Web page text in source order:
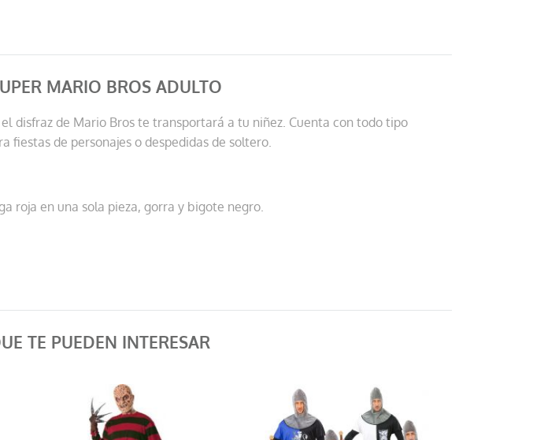
MARIO BROS ADULTO
disfraz de Mario Bros te transportará a tu niñez. Cuenta con todo tipo
fiestas de personajes o despedidas de soltero.
roja en una sola pieza, gorra y bigote negro.
TE PUEDEN INTERESAR